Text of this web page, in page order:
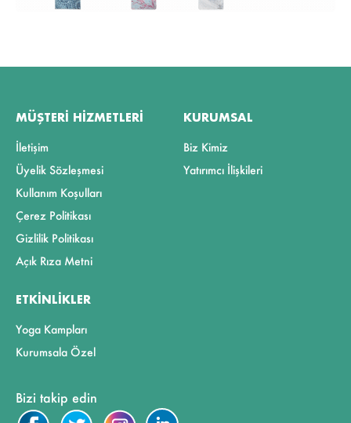
MÜŞTERI HIZMETLERI
İletişim
Üyelik Sözleşmesi
Kullanım Koşulları
Çerez Politikası
Gizlilik Politikası
Açık Rıza Metni
KURUMSAL
Biz Kimiz
Yatırımcı İlişkileri
ETKINLIKLER
Yoga Kampları
Kurumsala Özel
Bizi takip edin